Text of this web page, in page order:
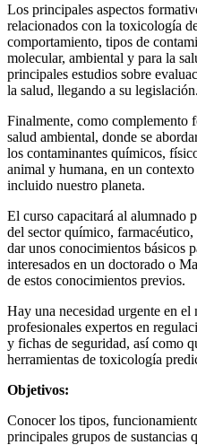
Los principales aspectos
relacionados con la toxicología
comportamiento, tipos de
molecular, ambiental y para la
principales estudios sobre
la salud, llegando a su legislación.
Finalmente, como complemento
salud ambiental, donde se
los contaminantes químicos,
animal y humana, en un
incluido nuestro planeta.
El curso capacitará al alumnado
del sector químico, farmacéutico,
dar unos conocimientos básicos
interesados en un doctorado o
de estos conocimientos previos.
Hay una necesidad urgente en
profesionales expertos en
y fichas de seguridad, así como
herramientas de toxicología
Objetivos:
Conocer los tipos,
principales grupos de sustancias